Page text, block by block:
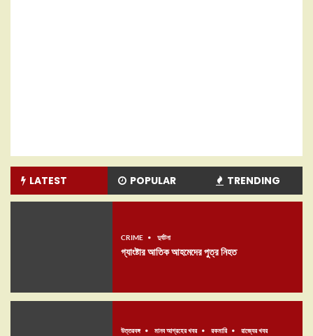
LATEST POPULAR TRENDING
CRIME দুর্ঘটনা
গ্যাংষ্টার আতিক আহমেদের পুত্র নিহত
উত্তরবঙ্গ মানব আগ্রহের খবর রকমারি রাজ্যের খবর